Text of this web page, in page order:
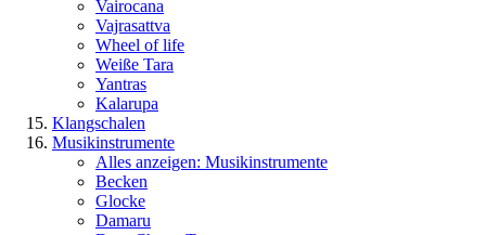
Vairocana
Vajrasattva
Wheel of life
Weiße Tara
Yantras
Kalarupa
Klangschalen
Musikinstrumente
Alles anzeigen: Musikinstrumente
Becken
Glocke
Damaru